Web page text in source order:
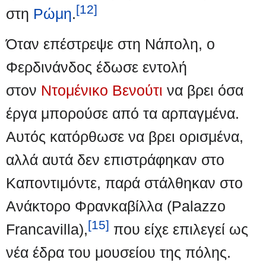
στη Ρώμη.[12]
Όταν επέστρεψε στη Νάπολη, ο
Φερδινάνδος έδωσε εντολή
στον Ντομένικο Βενούτι να βρει όσα
έργα μπορούσε από τα αρπαγμένα.
Αυτός κατόρθωσε να βρει ορισμένα,
αλλά αυτά δεν επιστράφηκαν στο
Καποντιμόντε, παρά στάλθηκαν στο
Ανάκτορο Φρανκαβίλλα (Palazzo
Francavilla),[15] που είχε επιλεγεί ως
νέα έδρα του μουσείου της πόλης.